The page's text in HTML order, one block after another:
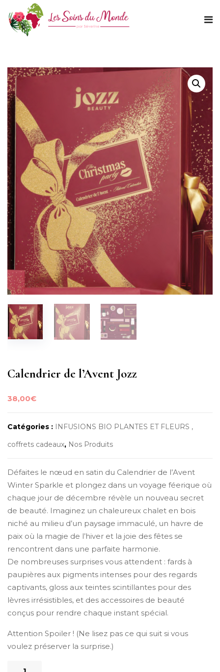
Calendrier de l’Avent Jozz
38,00€
Catégories : INFUSIONS BIO PLANTES ET FLEURS ,
coffrets cadeaux, Nos Produits
Défaites le nœud en satin du Calendrier de l’Avent
Winter Sparkle et plongez dans un voyage féerique où
chaque jour de décembre révèle un nouveau secret
de beauté. Imaginez un chaleureux chalet en bois
niché au milieu d’un paysage immaculé, un havre de
paix où la magie de l’hiver et la joie des fêtes se
rencontrent dans une parfaite harmonie.
De nombreuses surprises vous attendent : fards à
paupières aux pigments intenses pour des regards
captivants, gloss aux teintes scintillantes pour des
lèvres irrésistibles, et des accessoires de beauté
conçus pour rendre chaque instant spécial.
Attention Spoiler ! (Ne lisez pas ce qui suit si vous
voulez préserver la surprise.)
quantité